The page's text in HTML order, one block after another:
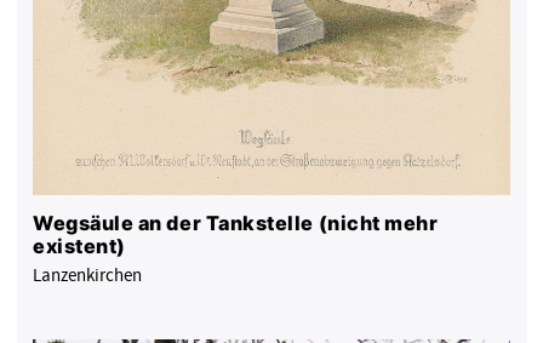
Wegsäule an der Tankstelle (nicht mehr
existent)
Lanzenkirchen